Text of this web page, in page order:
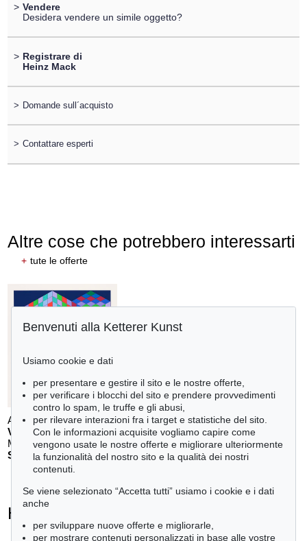
> Vendere
Desidera vendere un simile oggetto?
> Registrare di
Heinz Mack
> Domande sull´acquisto
> Contattare esperti
Altre cose che potrebbero interessarti
+ tute le offerte
Auction 610 - Lot 126000130
V. VASARELY
Mappe Vasarely, Texte Otto Hahn , 1988
Stima:€ 4,000
Heinz Mack - Ogetti venduti
tute le offerte
Benvenuti alla Ketterer Kunst
Usiamo cookie e dati
per presentare e gestire il sito e le nostre offerte,
per verificare i blocchi del sito e prendere provvedimenti
contro lo spam, le truffe e gli abusi,
per rilevare interazioni fra i target e statistiche del sito.
Con le informazioni acquisite vogliamo capire come
vengono usate le nostre offerte e migliorare ulteriormente
la funzionalità del nostro sito e la qualità dei nostri
contenuti.
Se viene selezionato “Accetta tutti” usiamo i cookie e i dati
anche
per sviluppare nuove offerte e migliorarle,
per mostrare contenuti personalizzati in base alle vostre